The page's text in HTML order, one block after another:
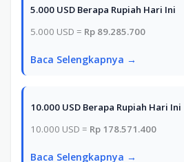
5.000 USD Berapa Rupiah Hari Ini
5.000 USD = Rp 89.285.700
Baca Selengkapnya →
10.000 USD Berapa Rupiah Hari Ini
10.000 USD = Rp 178.571.400
Baca Selengkapnya →